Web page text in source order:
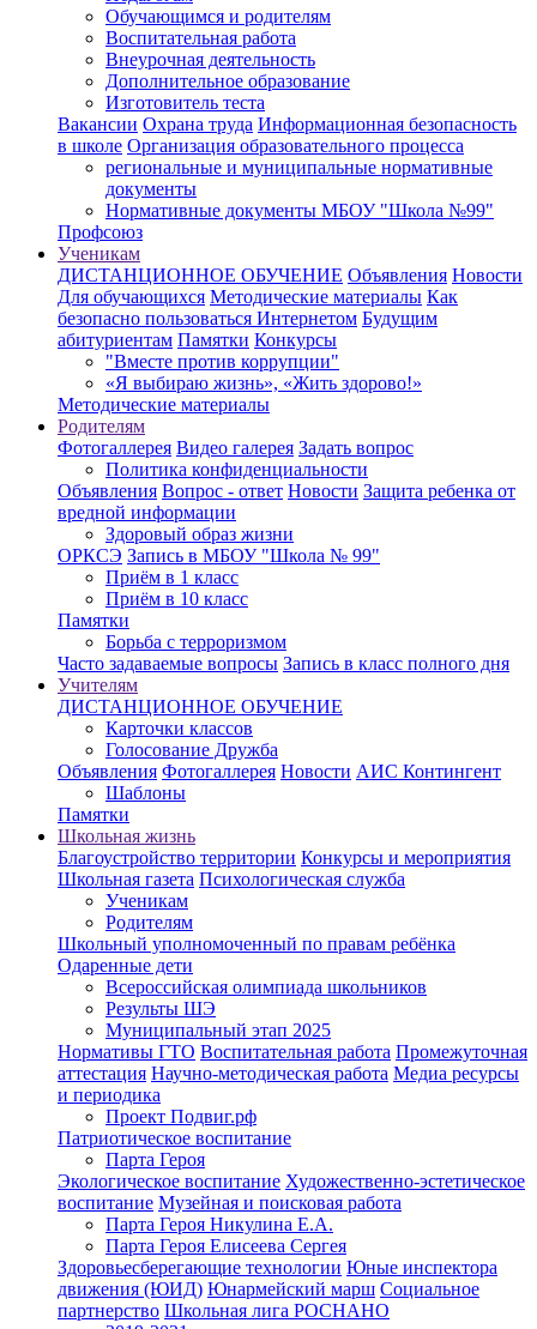
Обучающимся и родителям
Воспитательная работа
Внеурочная деятельность
Дополнительное образование
Изготовитель теста
Вакансии Охрана труда Информационная безопасность
в школе Организация образовательного процесса
региональные и муниципальные нормативные
документы
Нормативные документы МБОУ "Школа №99"
Профсоюз
Ученикам
ДИСТАНЦИОННОЕ ОБУЧЕНИЕ Объявления Новости
Для обучающихся Методические материалы Как
безопасно пользоваться Интернетом Будущим
абитуриентам Памятки Конкурсы
"Вместе против коррупции"
«Я выбираю жизнь», «Жить здорово!»
Методические материалы
Родителям
Фотогаллерея Видео галерея Задать вопрос
Политика конфиденциальности
Объявления Вопрос - ответ Новости Защита ребенка от
вредной информации
Здоровый образ жизни
ОРКСЭ Запись в МБОУ "Школа № 99"
Приём в 1 класс
Приём в 10 класс
Памятки
Борьба с терроризмом
Часто задаваемые вопросы Запись в класс полного дня
Учителям
ДИСТАНЦИОННОЕ ОБУЧЕНИЕ
Карточки классов
Голосование Дружба
Объявления Фотогаллерея Новости АИС Контингент
Шаблоны
Памятки
Школьная жизнь
Благоустройство территории Конкурсы и мероприятия
Школьная газета Психологическая служба
Ученикам
Родителям
Школьный уполномоченный по правам ребёнка
Одаренные дети
Всероссийская олимпиада школьников
Результы ШЭ
Муниципальный этап 2025
Нормативы ГТО Воспитательная работа Промежуточная
аттестация Научно-методическая работа Медиа ресурсы
и периодика
Проект Подвиг.рф
Патриотическое воспитание
Парта Героя
Экологическое воспитание Художественно-эстетическое
воспитание Музейная и поисковая работа
Парта Героя Никулина Е.А.
Парта Героя Елисеева Сергея
Здоровьесберегающие технологии Юные инспектора
движения (ЮИД) Юнармейский марш Социальное
партнерство Школьная лига РОСНАНО